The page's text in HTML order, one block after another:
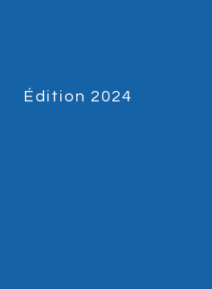
Édition 2024